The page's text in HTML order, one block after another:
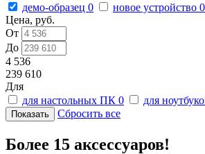
демо-образец 0 новое устройство 0
Цена, руб.
От
До
4 536
239 610
Для
для настольных ПК 0 для
Сбросить все
Более 15 аксессуаров!